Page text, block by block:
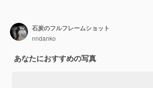
石炭のフルフレームショット
nndanko
あなたにおすすめの写真